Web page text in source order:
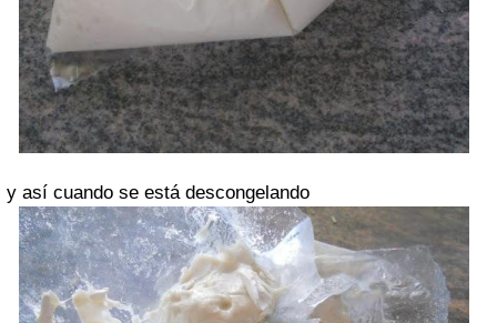
y así cuando se está descongelando